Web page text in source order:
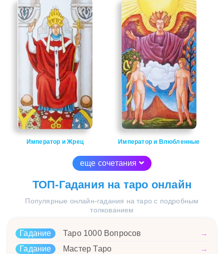
Император и Жрец Император и Влюбленные
еще сочетания
ТОП-Гадания на таро онлайн
Популярные онлайн-гадания на таро с подробным
толкованием
Гадание Таро 1000 Вопросов
→
Гадание
Мастер Таро
→